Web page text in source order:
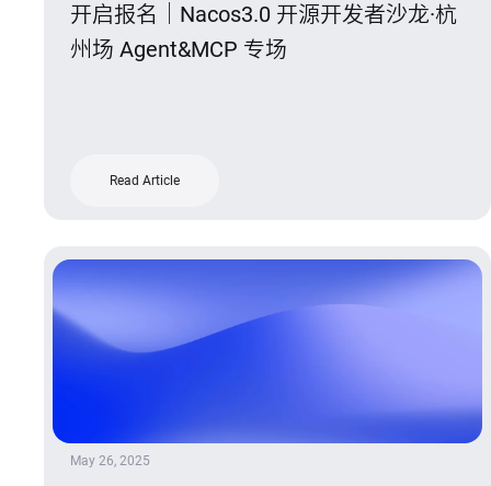
开启报名｜Nacos3.0 开源开发者沙龙·杭
州场 Agent&MCP 专场
Read Article
May 26, 2025